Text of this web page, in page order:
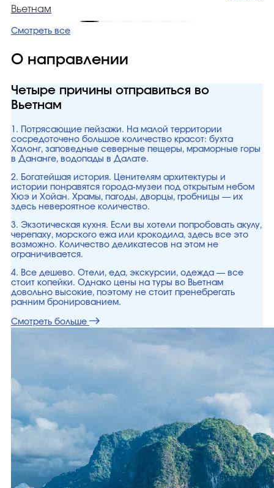
Вьетнам
Смотреть все
О направлении
Четыре причины отправиться во
Вьетнам
1. Потрясающие пейзажи. На малой территории
сосредоточено большое количество красот: бухта
Халонг, заповедные северные пещеры, мраморные горы
в Дананге, водопады в Далате.
2. Богатейшая история. Ценителям архитектуры и
истории понравятся города-музеи под открытым небом
Хюэ и Хойан. Храмы, пагоды, дворцы, гробницы — их
здесь невероятное количество.
3. Экзотическая кухня. Если вы хотели попробовать акулу,
черепаху, морского ежа или крокодила, здесь все это
возможно. Количество деликатесов на этом не
ограничивается.
4. Все дешево. Отели, еда, экскурсии, одежда — все
стоит копейки. Однако цены на туры во Вьетнам
довольно высокие, поэтому не стоит пренебрегать
ранним бронированием.
Смотреть больше